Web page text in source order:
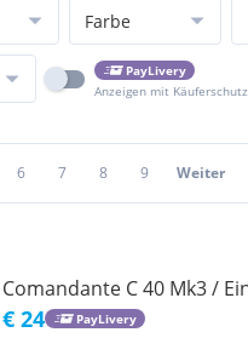
Farbe
PayLivery
Anzeigen mit
6 7 8 9 Weiter
Comandante C 40 Mk3 /
€ 24 PayLivery